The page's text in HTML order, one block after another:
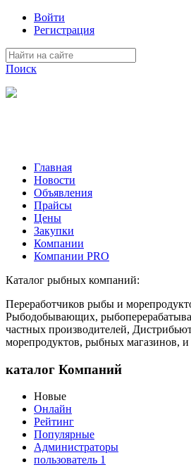
Войти
Регистрация
Поиск
Главная
Новости
Объявления
Прайсы
Цены
Закупки
Компании
Компании PRO
Каталог рыбных компаний:
Переработчиков рыбы и
Рыбодобывающих,
частных производителей,
морепродуктов, рыбных магазинов,
каталог Компаний
Новые
Онлайн
Рейтинг
Популярные
Администраторы
пользователь 1